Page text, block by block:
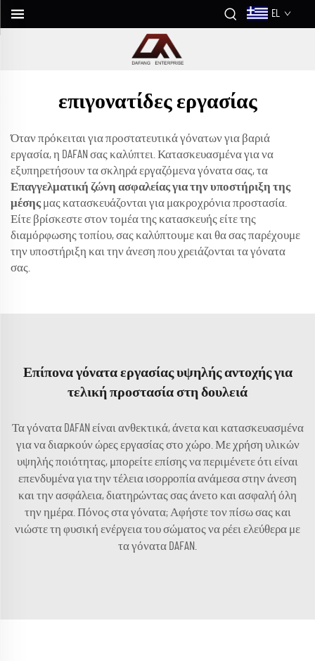
EL
επιγονατίδες εργασίας
Όταν πρόκειται για προστατευτικά γόνατων για βαριά
εργασία, η DAFAN σας καλύπτει. Κατασκευασμένα για να
εξυπηρετήσουν τα σκληρά εργαζόμενα γόνατα σας, τα
Επαγγελματική ζώνη ασφαλείας για την υποστήριξη της
μέσης μας κατασκευάζονται για μακροχρόνια προστασία.
Είτε βρίσκεστε στον τομέα της κατασκευής είτε της
διαμόρφωσης τοπίου, σας καλύπτουμε και θα σας παρέχουμε
την υποστήριξη και την άνεση που χρειάζονται τα γόνατα
σας.
Επίπονα γόνατα εργασίας υψηλής αντοχής για
τελική προστασία στη δουλειά
Τα γόνατα DAFAN είναι ανθεκτικά, άνετα και κατασκευασμένα
για να διαρκούν ώρες εργασίας στο χώρο. Με χρήση υλικών
υψηλής ποιότητας, μπορείτε επίσης να περιμένετε ότι είναι
επενδυμένα για την τέλεια ισορροπία ανάμεσα στην άνεση
και την ασφάλεια, διατηρώντας σας άνετο και ασφαλή όλη
την ημέρα. Πόνος στα γόνατα; Αφήστε τον πίσω σας και
νιώστε τη φυσική ενέργεια του σώματος να ρέει ελεύθερα με
τα γόνατα DAFAN.